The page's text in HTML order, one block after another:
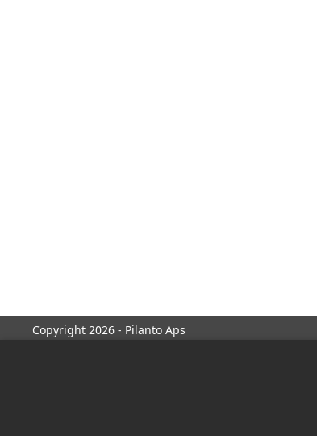
Copyright 2026 - Pilanto Aps